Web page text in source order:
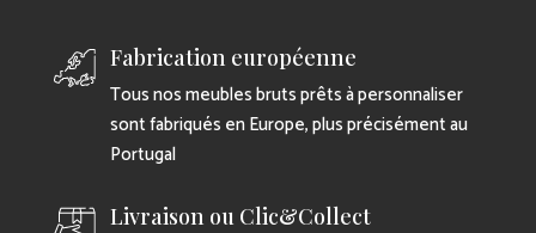
Fabrication européenne
Tous nos meubles bruts prêts à personnaliser
sont fabriqués en Europe, plus précisément au
Portugal
Livraison ou Clic&Collect